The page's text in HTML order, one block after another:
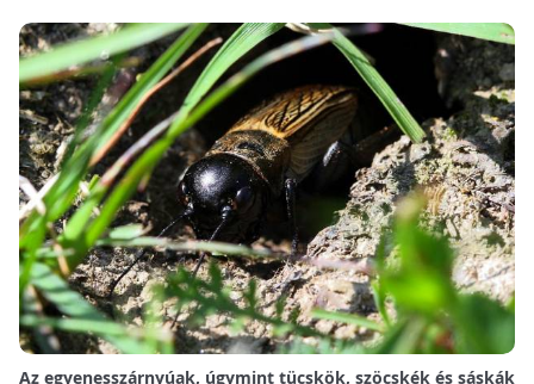
Az egyenesszárnyúak, úgymint tücskök, szöcskék és sáskák